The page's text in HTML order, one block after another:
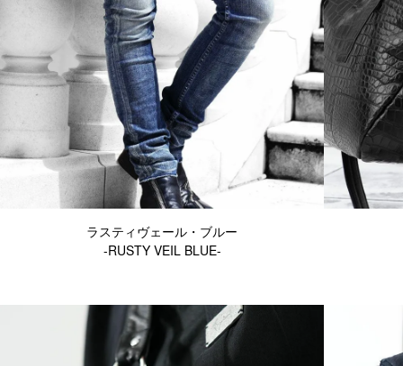
ラスティヴェール・ブルー
-RUSTY VEIL BLUE-